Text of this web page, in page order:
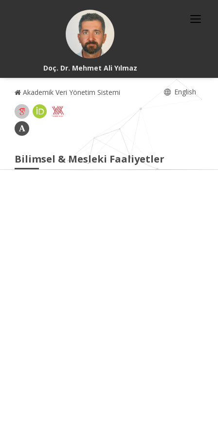
Doç. Dr. Mehmet Ali Yılmaz
Akademik Veri Yönetim Sistemi English
Bilimsel & Mesleki Faaliyetler